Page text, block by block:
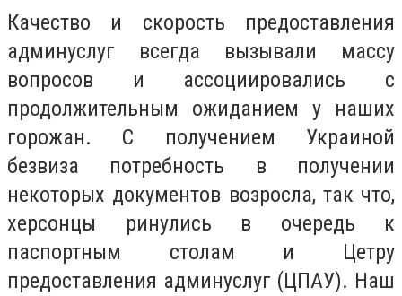
Качество и скорость предоставления
админуслуг всегда вызывали массу
вопросов и ассоциировались с
продолжительным ожиданием у наших
горожан. С получением Украиной
безвиза потребность в получении
некоторых документов возросла, так что,
херсонцы ринулись в очередь к
паспортным столам и Цетру
предоставления админуслуг (ЦПАУ). Наш